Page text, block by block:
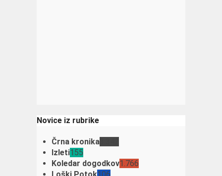
Novice iz rubrike
Črna kronika
Izleti155
Koledar dogodkov1.766